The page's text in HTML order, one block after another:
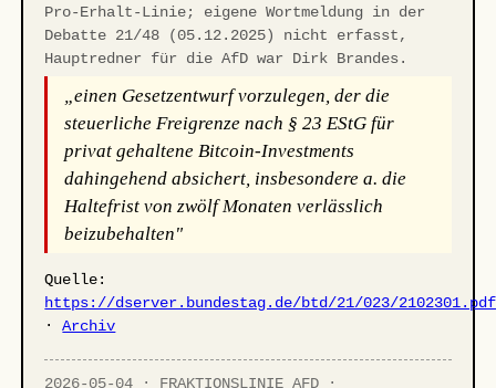
Pro-Erhalt-Linie; eigene Wortmeldung in der
Debatte 21/48 (05.12.2025) nicht erfasst,
Hauptredner für die AfD war Dirk Brandes.
„einen Gesetzentwurf vorzulegen, der die
steuerliche Freigrenze nach § 23 EStG für
privat gehaltene Bitcoin-Investments
dahingehend absichert, insbesondere a. die
Haltefrist von zwölf Monaten verlässlich
beizubehalten"
Quelle:
https://dserver.bundestag.de/btd/21/023/2102301.pdf
·Archiv
2026-05-04 · FRAKTIONSLINIE AFD ·